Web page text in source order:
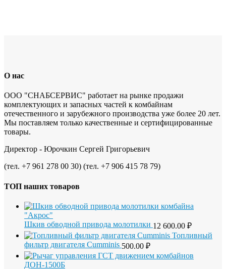
О нас
ООО "СНАБСЕРВИС" работает на рынке продажи
комплектующих и запасных частей к комбайнам
отечественного и зарубежного производства уже более 20 лет.
Мы поставляем только качественные и сертифицированные
товары.
Директор - Юрочкин Сергей Григорьевич
(тел. +7 961 278 00 30) (тел. +7 906 415 78 79)
ТОП наших товаров
Шкив обводной привода молотилки 12 600.00 ₽
Топливный
фильтр двигателя Cumminis 500.00 ₽